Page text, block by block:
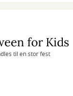
for Kids
til en stor fest